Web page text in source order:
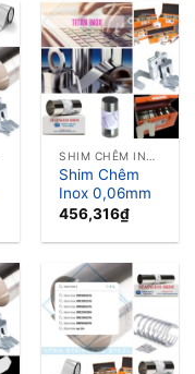
SHIM CHÊM INOX LÁ CĂN INOX
Shim Chêm
Inox 0,06mm
456,316₫